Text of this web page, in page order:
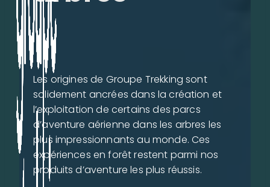
Les origines de Groupe Trekking sont
solidement ancrées dans la création et
l’exploitation de certains des parcs
d’aventure aérienne dans les arbres les
plus impressionnants au monde. Ces
expériences en forêt restent parmi nos
produits d’aventure les plus réussis.